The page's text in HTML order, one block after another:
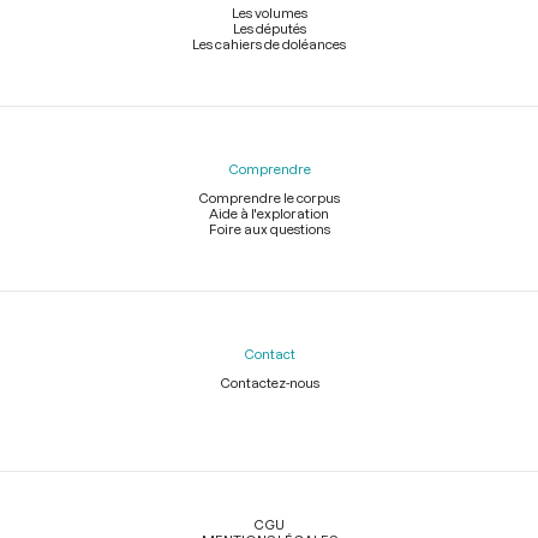
Les volumes
Les députés
Les cahiers de doléances
Comprendre
Comprendre le corpus
Aide à l'exploration
Foire aux questions
Contact
Contactez-nous
Légal
CGU